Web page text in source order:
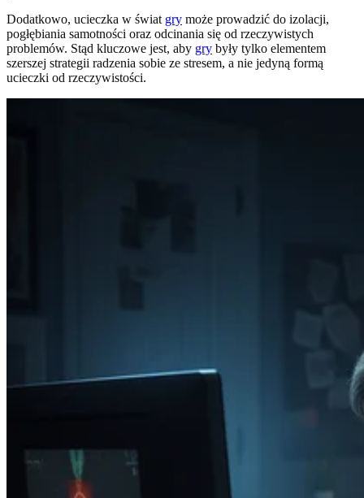
Dodatkowo, ucieczka w świat gry może prowadzić do izolacji,
pogłębiania samotności oraz odcinania się od rzeczywistych
problemów. Stąd kluczowe jest, aby gry były tylko elementem
szerszej strategii radzenia sobie ze stresem, a nie jedyną formą
ucieczki od rzeczywistości.